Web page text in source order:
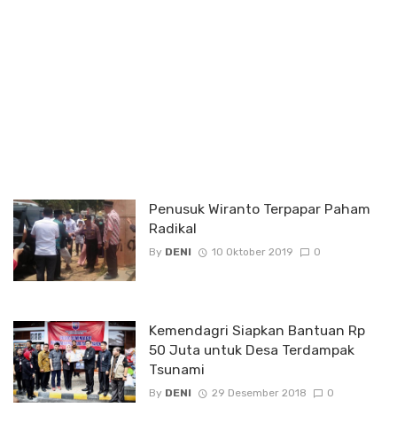
Penusuk Wiranto Terpapar Paham
Radikal
By DENI 10 Oktober 2019 0
Kemendagri Siapkan Bantuan Rp
50 Juta untuk Desa Terdampak
Tsunami
By DENI 29 Desember 2018 0